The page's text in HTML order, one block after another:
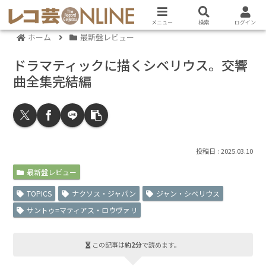
ホーム 最新盤レビュー
ドラマティックに描くシベリウス。交響
曲全集完結編
2025.03.10
最新盤レビュー
TOPICS ナクソス・ジャパン
ジャン・シベリウス
サントゥ=マティアス・ロウヴァリ
この記事は約2分で読めます。
メニュー 検索 ログイン